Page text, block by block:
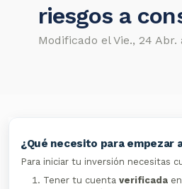
riesgos a
Modificado el Vie., 24 Abr.
¿Qué necesito para empezar
Para iniciar tu inversión necesitas
Tener tu cuenta verificada